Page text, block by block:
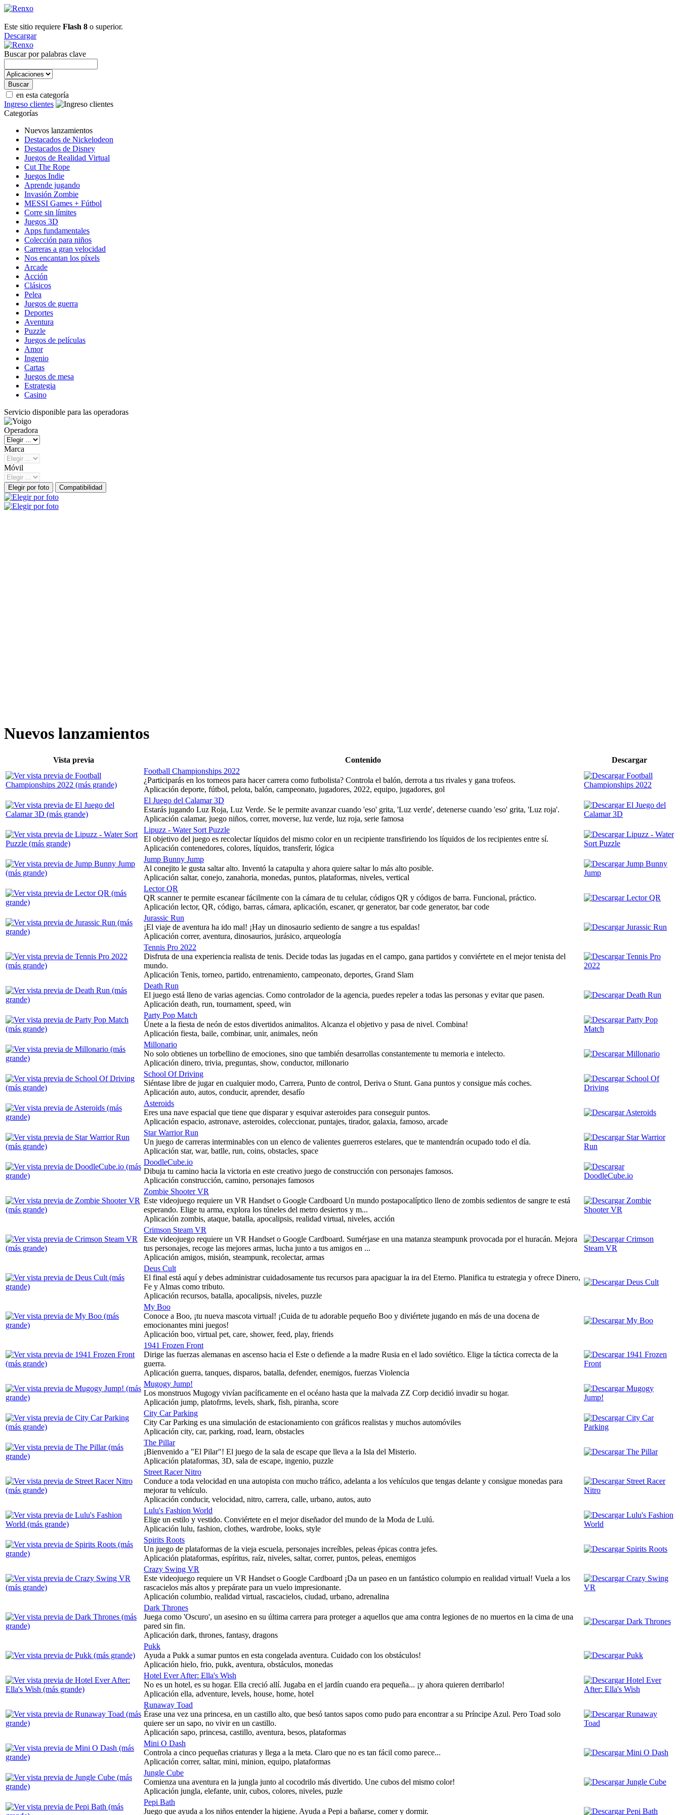
Este sitio requiere Flash 8 o superior.
Descargar
Buscar por palabras clave
en esta categoría
Ingreso clientes
Categorías
Nuevos lanzamientos
Destacados de Nickelodeon
Destacados de Disney
Juegos de Realidad Virtual
Cut The Rope
Juegos Indie
Aprende jugando
Invasión Zombie
MESSI Games + Fútbol
Corre sin límites
Juegos 3D
Apps fundamentales
Colección para niños
Carreras a gran velocidad
Nos encantan los píxels
Arcade
Acción
Clásicos
Pelea
Juegos de guerra
Deportes
Aventura
Puzzle
Juegos de películas
Amor
Ingenio
Cartas
Juegos de mesa
Estrategia
Casino
Servicio disponible para las operadoras
Operadora
Marca
Móvil
Nuevos lanzamientos
Vista previa Contenido
Descargar
Football Championships 2022
¿Participarás en los torneos para hacer carrera como futbolista? Controla el balón, derrota a tus rivales y gana trofeos.
Aplicación deporte, fútbol, pelota, balón, campeonato, jugadores, 2022, equipo, jugadores, gol
El Juego del Calamar 3D
Estarás jugando Luz Roja, Luz Verde. Se le permite avanzar cuando 'eso' grita, 'Luz verde', detenerse cuando 'eso' grita, 'Luz roja'.
Aplicación calamar, juego niños, correr, moverse, luz verde, luz roja, serie famosa
Lipuzz - Water Sort Puzzle
El objetivo del juego es recolectar líquidos del mismo color en un recipiente transfiriendo los líquidos de los recipientes entre sí.
Aplicación contenedores, colores, líquidos, transferir, lógica
Jump Bunny Jump
Al conejito le gusta saltar alto. Inventó la catapulta y ahora quiere saltar lo más alto posible.
Aplicación saltar, conejo, zanahoria, monedas, puntos, plataformas, niveles, vertical
Lector QR
QR scanner te permite escanear fácilmente con la cámara de tu celular, códigos QR y códigos de barra. Funcional, práctico.
Aplicación lector, QR, código, barras, cámara, aplicación, escaner, qr generator, bar code generator, bar code
Jurassic Run
¡El viaje de aventura ha ido mal! ¡Hay un dinosaurio sediento de sangre a tus espaldas!
Aplicación correr, aventura, dinosaurios, jurásico, arqueología
Tennis Pro 2022
Disfruta de una experiencia realista de tenis. Decide todas las jugadas en el campo, gana partidos y conviértete en el mejor tenista del
mundo.
Aplicación Tenis, torneo, partido, entrenamiento, campeonato, deportes, Grand Slam
Death Run
El juego está lleno de varias agencias. Como controlador de la agencia, puedes repeler a todas las personas y evitar que pasen.
Aplicación death, run, tournament, speed, win
Party Pop Match
Únete a la fiesta de neón de estos divertidos animalitos. Alcanza el objetivo y pasa de nivel. Combina!
Aplicación fiesta, baile, combinar, unir, animales, neón
Millonario
No solo obtienes un torbellino de emociones, sino que también desarrollas constantemente tu memoria e intelecto.
Aplicación dinero, trivia, preguntas, show, conductor, millonario
School Of Driving
Siéntase libre de jugar en cualquier modo, Carrera, Punto de control, Deriva o Stunt. Gana puntos y consigue más coches.
Aplicación auto, autos, conducir, aprender, desafío
Asteroids
Eres una nave espacial que tiene que disparar y esquivar asteroides para conseguir puntos.
Aplicación espacio, astronave, asteroides, coleccionar, puntajes, tirador, galaxia, famoso, arcade
Star Warrior Run
Un juego de carreras interminables con un elenco de valientes guerreros estelares, que te mantendrán ocupado todo el día.
Aplicación star, war, batlle, run, coins, obstacles, space
DoodleCube.io
Dibuja tu camino hacia la victoria en este creativo juego de construcción con personajes famosos.
Aplicación construcción, camino, personajes famosos
Zombie Shooter VR
Este videojuego requiere un VR Handset o Google Cardboard Un mundo postapocalíptico lleno de zombis sedientos de sangre te está
esperando. Elige tu arma, explora los túneles del metro desiertos y m...
Aplicación zombis, ataque, batalla, apocalipsis, realidad virtual, niveles, acción
Crimson Steam VR
Este videojuego requiere un VR Handset o Google Cardboard. Sumérjase en una matanza steampunk provocada por el huracán. Mejora
tus personajes, recoge las mejores armas, lucha junto a tus amigos en ...
Aplicación amigos, misión, steampunk, recolectar, armas
Deus Cult
El final está aquí y debes administrar cuidadosamente tus recursos para apaciguar la ira del Eterno. Planifica tu estrategia y ofrece Dinero,
Fe y Almas como tributo.
Aplicación recursos, batalla, apocalipsis, niveles, puzzle
My Boo
Conoce a Boo, ¡tu nueva mascota virtual! ¡Cuida de tu adorable pequeño Boo y diviértete jugando en más de una docena de
emocionantes mini juegos!
Aplicación boo, virtual pet, care, shower, feed, play, friends
1941 Frozen Front
Dirige las fuerzas alemanas en ascenso hacia el Este o defiende a la madre Rusia en el lado soviético. Elige la táctica correcta de la
guerra.
Aplicación guerra, tanques, disparos, batalla, defender, enemigos, fuerzas Violencia
Mugogy Jump!
Los monstruos Mugogy vivían pacíficamente en el océano hasta que la malvada ZZ Corp decidió invadir su hogar.
Aplicación jump, platofrms, levels, shark, fish, piranha, score
City Car Parking
City Car Parking es una simulación de estacionamiento con gráficos realistas y muchos automóviles
Aplicación city, car, parking, road, learn, obstacles
The Pillar
¡Bienvenido a "El Pilar"! El juego de la sala de escape que lleva a la Isla del Misterio.
Aplicación plataformas, 3D, sala de escape, ingenio, puzzle
Street Racer Nitro
Conduce a toda velocidad en una autopista con mucho tráfico, adelanta a los vehículos que tengas delante y consigue monedas para
mejorar tu vehículo.
Aplicación conducir, velocidad, nitro, carrera, calle, urbano, autos, auto
Lulu's Fashion World
Elige un estilo y vestido. Conviértete en el mejor diseñador del mundo de la Moda de Lulú.
Aplicación lulu, fashion, clothes, wardrobe, looks, style
Spirits Roots
Un juego de plataformas de la vieja escuela, personajes increíbles, peleas épicas contra jefes.
Aplicación plataformas, espíritus, raíz, niveles, saltar, correr, puntos, peleas, enemigos
Crazy Swing VR
Este videojuego requiere un VR Handset o Google Cardboard ¡Da un paseo en un fantástico columpio en realidad virtual! Vuela a los
rascacielos más altos y prepárate para un vuelo impresionante.
Aplicación columbio, realidad virtual, rascacielos, ciudad, urbano, adrenalina
Dark Thrones
Juega como 'Oscuro', un asesino en su última carrera para proteger a aquellos que ama contra legiones de no muertos en la cima de una
pared sin fin.
Aplicación dark, thrones, fantasy, dragons
Pukk
Ayuda a Pukk a sumar puntos en esta congelada aventura. Cuidado con los obstáculos!
Aplicación hielo, frio, pukk, aventura, obstáculos, monedas
Hotel Ever After: Ella's Wish
No es un hotel, es su hogar. Ella creció allí. Jugaba en el jardín cuando era pequeña... ¡y ahora quieren derribarlo!
Aplicación ella, adventure, levels, house, home, hotel
Runaway Toad
Érase una vez una princesa, en un castillo alto, que besó tantos sapos como pudo para encontrar a su Príncipe Azul. Pero Toad solo
quiere ser un sapo, no vivir en un castillo.
Aplicación sapo, princesa, castillo, aventura, besos, plataformas
Mini O Dash
Controla a cinco pequeñas criaturas y llega a la meta. Claro que no es tan fácil como parece...
Aplicación correr, saltar, mini, minion, equipo, plataformas
Jungle Cube
Comienza una aventura en la jungla junto al cocodrilo más divertido. Une cubos del mismo color!
Aplicación jungla, elefante, unir, cubos, colores, niveles, puzle
Pepi Bath
Juego que ayuda a los niños entender la higiene. Ayuda a Pepi a bañarse, comer y dormir.